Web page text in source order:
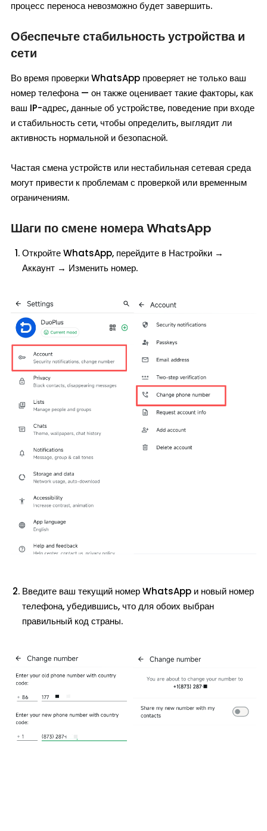
процесс переноса невозможно будет завершить.
Обеспечьте стабильность устройства и
сети
Во время проверки WhatsApp проверяет не только ваш
номер телефона — он также оценивает такие факторы, как
ваш IP-адрес, данные об устройстве, поведение при входе
и стабильность сети, чтобы определить, выглядит ли
активность нормальной и безопасной.
Частая смена устройств или нестабильная сетевая среда
могут привести к проблемам с проверкой или временным
ограничениям.
Шаги по смене номера WhatsApp
Откройте WhatsApp, перейдите в Настройки →
Аккаунт → Изменить номер.
Введите ваш текущий номер WhatsApp и новый номер
телефона, убедившись, что для обоих выбран
правильный код страны.